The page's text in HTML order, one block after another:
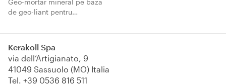
Geo-mortar mineral pe bază
de geo-liant pentru
betonului armat. Tixotropic,
Kerakoll Spa
via dell’Artigianato, 9
41049 Sassuolo (MO) Italia
Tel. +39 0536 816 511